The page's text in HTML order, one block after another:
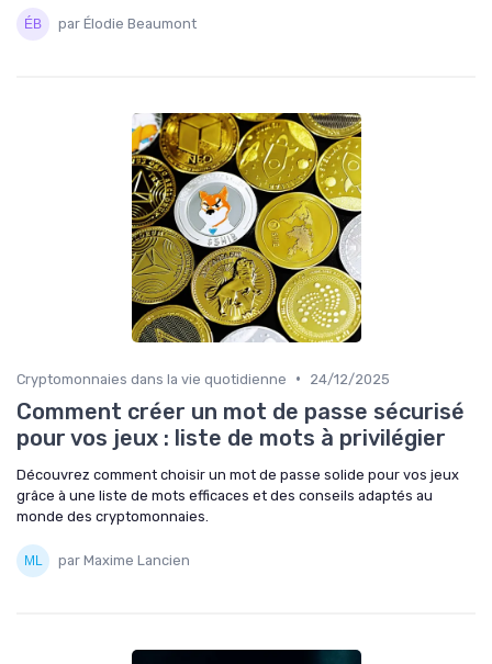
par Élodie Beaumont
Cryptomonnaies dans la vie quotidienne • 24/12/2025
Comment créer un mot de passe sécurisé
pour vos jeux : liste de mots à privilégier
Découvrez comment choisir un mot de passe solide pour vos jeux
grâce à une liste de mots efficaces et des conseils adaptés au
monde des cryptomonnaies.
par Maxime Lancien